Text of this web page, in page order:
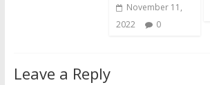
November 11,
2022
0
Leave a Reply